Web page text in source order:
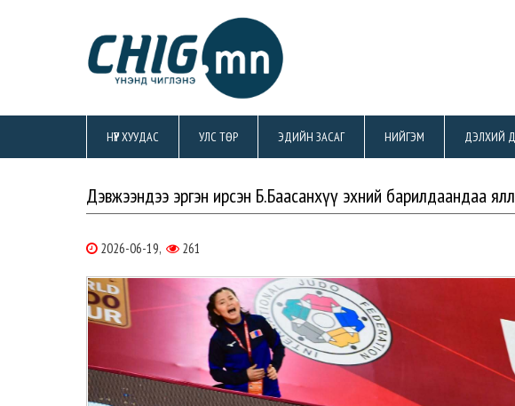
НҮҮР ХУУДАС УЛС ТӨР ЭДИЙН ЗАСАГ НИЙГЭМ ДЭЛХИЙ
Дэвжээндээ эргэн ирсэн Б.Баасанхүү эхний барилдаандаа
2026-06-19, 261